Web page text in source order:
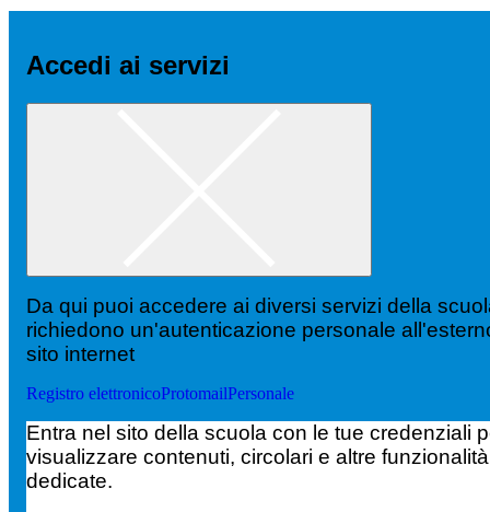
Accedi ai servizi
Da qui puoi accedere ai diversi servizi della
richiedono un'autenticazione personale
sito internet
Registro elettronicoProtomailPersonale
Entra nel sito della scuola con le tue credenziali
visualizzare contenuti, circolari e altre
dedicate.